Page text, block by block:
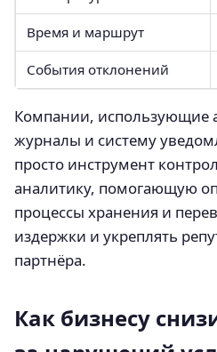
Время и маршрут
События отклонений
Компании, использующие
журналы и систему
просто инструмент
аналитику, помогающую
процессы хранения и
издержки и укреплять
партнёра.
Как бизнесу